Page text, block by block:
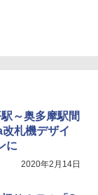
冷剤 2個セット 2
空間倍増 衛生的
性 金属製耐久 コ
び便利 アウトド
用 緑
～奥多摩駅間
札機デザイ
に
2020年2月14日